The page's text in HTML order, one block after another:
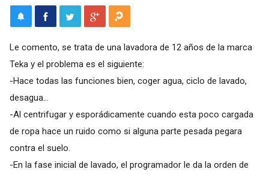
Le comento, se trata de una lavadora de 12 años de la marca
Teka y el problema es el siguiente:
-Hace todas las funciones bien, coger agua, ciclo de lavado,
desagua...
-Al centrifugar y esporádicamente cuando esta poco cargada
de ropa hace un ruido como si alguna parte pesada pegara
contra el suelo.
-En la fase inicial de lavado, el programador le da la orden de